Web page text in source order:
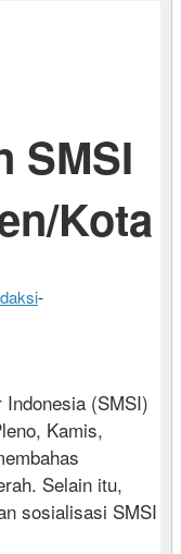
SMSI
Kota
-
(SMSI)
Kamis,
Selain itu,
sosialisasi SMSI